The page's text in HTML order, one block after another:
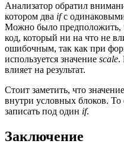
Анализатор обратил
котором два ifс
Можно было предположить,
код, который ни на что не
ошибочным, так как при
используется значение scale.
влияет на результат.
Стоит заметить, что значение
внутри условных блоков.
записать под один if.
Заключение